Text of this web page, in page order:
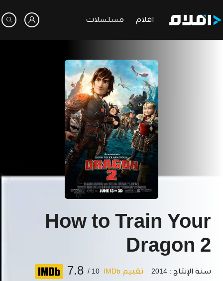
افلام مسلسلات
How to Train Your
Dragon 2
سنة الإنتاج : 2014 تقييم IMDb 10 /
7.8